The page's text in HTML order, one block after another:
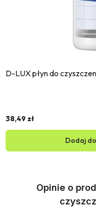
D-LUX płyn do
38,49 zł
Dodaj
Opinie o